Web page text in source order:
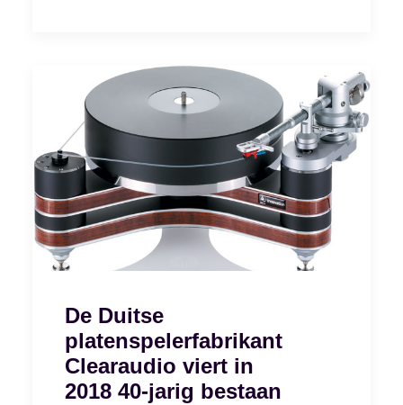
De Duitse
platenspelerfabrikant
Clearaudio viert in
2018 40-jarig bestaan